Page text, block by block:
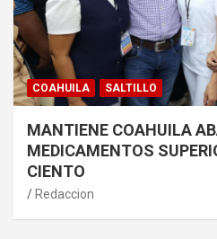
COAHUILA SALTILLO
MANTIENE COAHUILA
MEDICAMENTOS
CIENTO
Redaccion